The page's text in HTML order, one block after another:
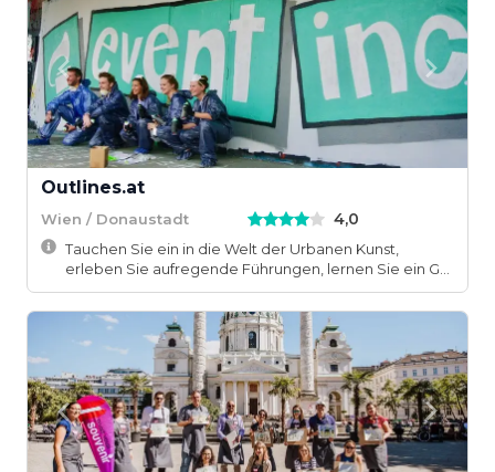
Outlines.at
Wien / Donaustadt 4,0
Tauchen Sie ein in die Welt der Urbanen Kunst,
erleben Sie aufregende Führungen, lernen Sie ein G...